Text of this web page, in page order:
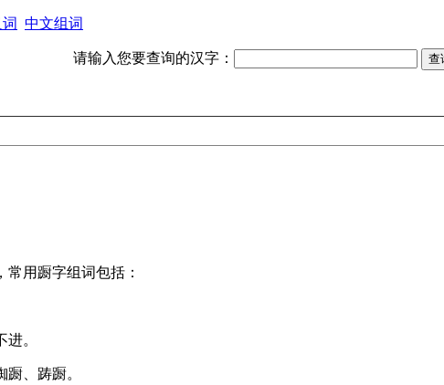
中文组词
请输入您要查询的汉字：
用蹰字组词包括：
。
、踌蹰。